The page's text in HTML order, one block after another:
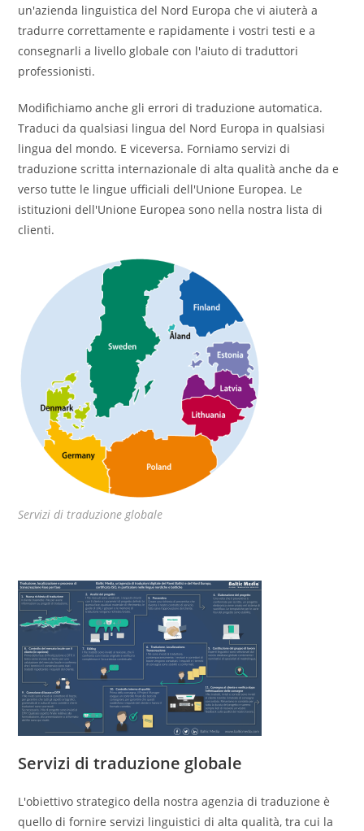
un'azienda linguistica del Nord Europa che vi aiuterà a
tradurre correttamente e rapidamente i vostri testi e a
consegnarli a livello globale con l'aiuto di traduttori
professionisti.
Modifichiamo anche gli errori di traduzione automatica.
Traduci da qualsiasi lingua del Nord Europa in qualsiasi
lingua del mondo. E viceversa. Forniamo servizi di
traduzione scritta internazionale di alta qualità anche da e
verso tutte le lingue ufficiali dell'Unione Europea. Le
istituzioni dell'Unione Europea sono nella nostra lista di
clienti.
Servizi di traduzione globale
Servizi di traduzione globale
L'obiettivo strategico della nostra agenzia di traduzione è
quello di fornire servizi linguistici di alta qualità, tra cui la